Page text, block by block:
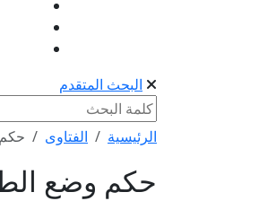
البحث المتقدم
الرئيسية الفتاوى
حكم وضع